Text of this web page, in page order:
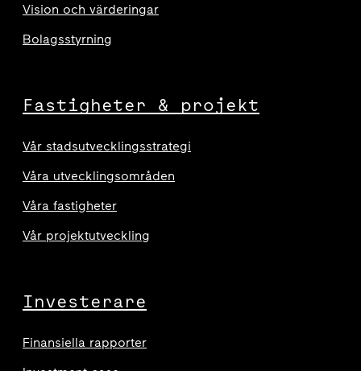
Vision och värderingar
Bolagsstyrning
Fastigheter & projekt
Vår stadsutvecklingsstrategi
Våra utvecklingsområden
Våra fastigheter
Vår projektutveckling
Investerare
Finansiella rapporter